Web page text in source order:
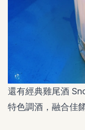
還有經典雞尾酒
特色調酒，融合佳